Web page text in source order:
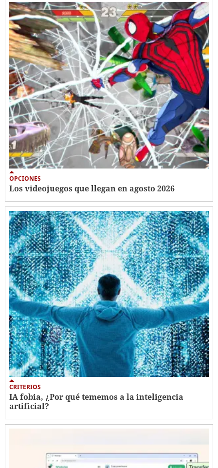
OPCIONES
Los videojuegos que llegan en agosto 2026
CRITERIOS
IA fobia, ¿Por qué tememos a la inteligencia
artificial?